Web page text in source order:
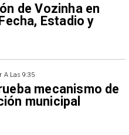
de Vozinha en
Estadio y
A Las 9:35
mecanismo de
municipal